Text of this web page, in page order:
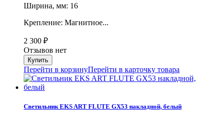
Ширина, мм: 16
Крепление: Магнитное...
2 300 ₽
Отзывов нет
Перейти в корзинуПерейти в карточку товара
Светильник EKS ART FLUTE GX53 накладной, белый